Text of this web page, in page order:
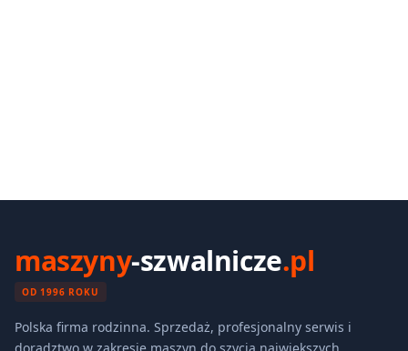
maszyny-szwalnicze.pl
OD 1996 ROKU
Polska firma rodzinna. Sprzedaż, profesjonalny serwis i
doradztwo w zakresie maszyn do szycia największych